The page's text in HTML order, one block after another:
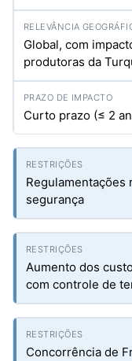
Global, com
produtoras da
Curto prazo (≤ 2
Regulamentações
segurança
Aumento dos
com controle de
Concorrência de